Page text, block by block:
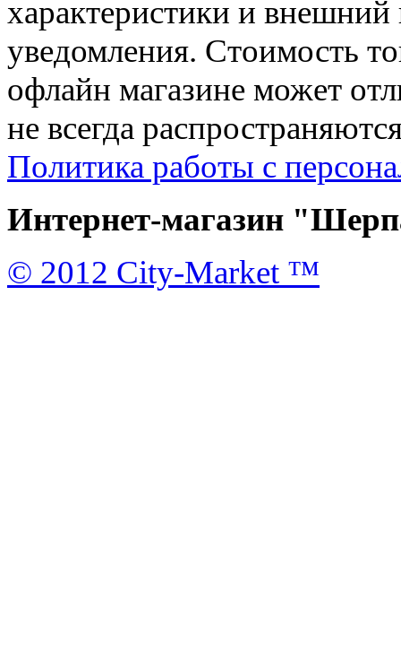
характеристики и внешний
уведомления. Стоимость
офлайн магазине может
не всегда
Политика работы с
Интернет-магазин
© 2012 City-Market ™